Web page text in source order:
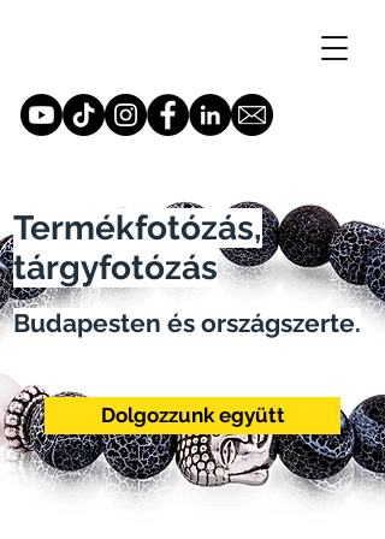
Dolgozzunk együtt
Termékfotózás,
tárgyfotózás
Budapesten és országszerte.